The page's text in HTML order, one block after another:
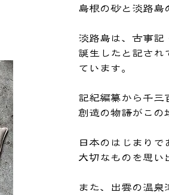
島根の砂と淡路島
淡路島は、古事記
誕生したと記され
ています。
記紀編纂から千三
創造の物語がこの
日本のはじまりで
大切なものを思い
また、出雲の温泉